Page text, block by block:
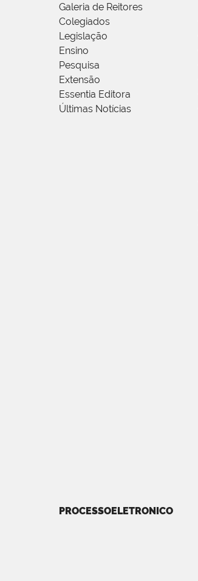
Galeria de Reitores
Colegiados
Legislação
Ensino
Pesquisa
Extensão
Essentia Editora
Últimas Notícias
PROCESSOELETRONICO